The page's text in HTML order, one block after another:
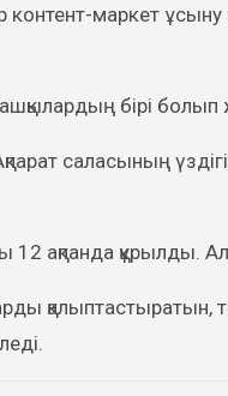
контент-маркет
бірі болып
саласының
ақпанда құрылды. Ал